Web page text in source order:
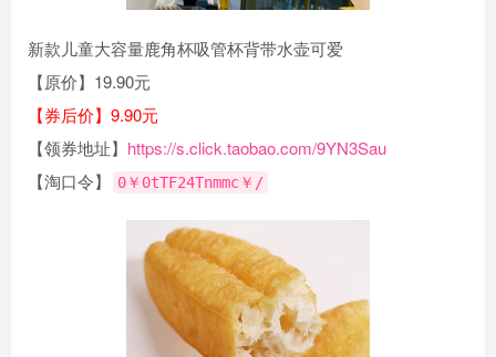
新款儿童大容量鹿角杯吸管杯背带水壶可爱
【原价】19.90元
【券后价】9.90元
【领券地址】 https://s.click.taobao.com/9YN3Sau
【淘口令】
0￥0tTF24Tnmmc￥/